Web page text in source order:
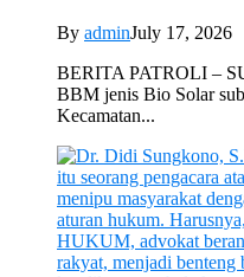
By adminJuly 17, 2026
BERITA PATROLI –
BBM jenis Bio Solar
Kecamatan...